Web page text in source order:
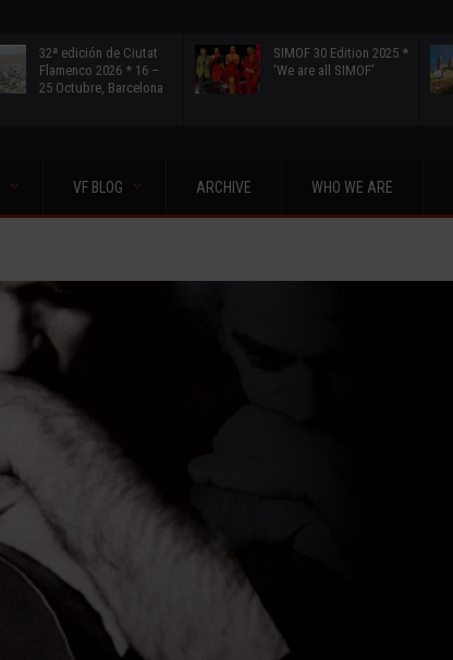
32ª edición de Ciutat
Flamenco 2026 * 16 –
25 Octubre, Barcelona
SIMOF 30 Edition 2025 *
‘We are all SIMOF’
VF BLOG ARCHIVE WHO WE ARE